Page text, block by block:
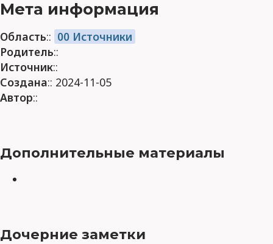
Мета информация
Область:: 00 Источники
Родитель::
Источник::
Создана:: 2024-11-05
Автор::
Дополнительные материалы
Дочерние заметки